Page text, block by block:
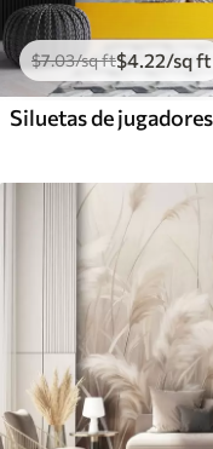
$7.03/sq ft$4 .22/sq ft